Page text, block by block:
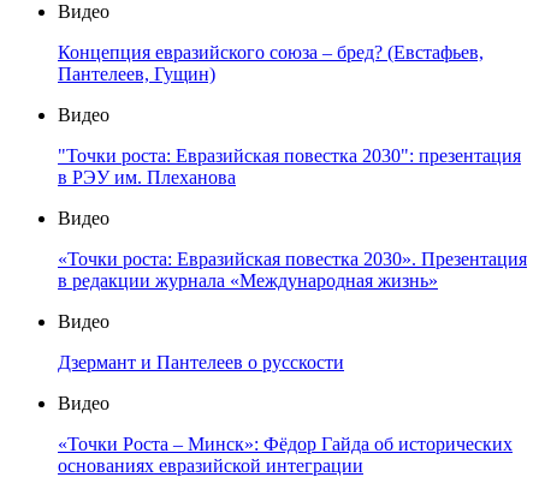
Видео
Концепция евразийского союза – бред? (Евстафьев,
Пантелеев, Гущин)
Видео
"Точки роста: Евразийская повестка 2030": презентация
в РЭУ им. Плеханова
Видео
«Точки роста: Евразийская повестка 2030». Презентация
в редакции журнала «Международная жизнь»
Видео
Дзермант и Пантелеев о русскости
Видео
«Точки Роста – Минск»: Фёдор Гайда об исторических
основаниях евразийской интеграции